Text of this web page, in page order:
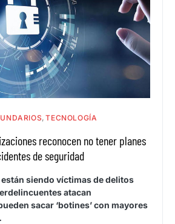
TECNOLOGÍA
reconocen no tener planes
de seguridad
siendo víctimas de delitos
atacan
sacar ‘botines’ con mayores